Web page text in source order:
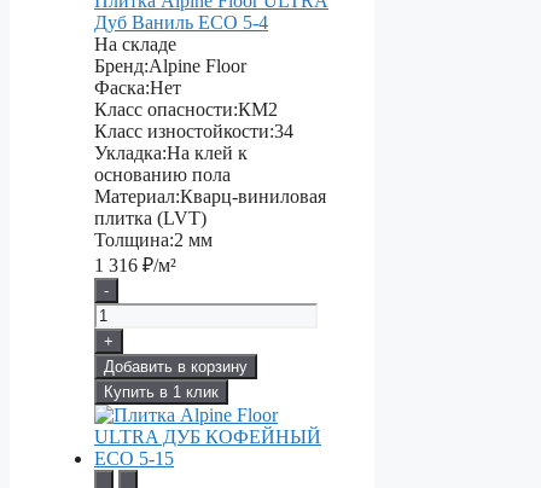
Дуб Ваниль ЕСО 5-4
На складе
Бренд:Alpine Floor
Фаска:Нет
Класс опасности:КМ2
Класс изностойкости:34
Укладка:На клей к
основанию пола
Материал:Кварц-виниловая
плитка (LVT)
Толщина:2 мм
1 316 ₽/м²
-
+
Добавить в корзину
Купить в 1 клик